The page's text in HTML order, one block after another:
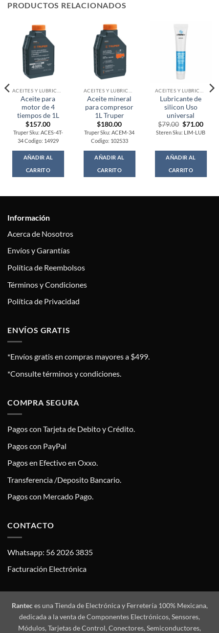
PRODUCTOS RELACIONADOS
Aceite para
motor de 4
tiempos de 1L
$157.00
Truper Sku: ACES-4T-
34 Codigo: 14929
AÑADIR AL
CARRITO
Aceite mineral
para compresor
1L Truper
$180.00
Truper Sku: ACEM-34
Codigo: 102533
AÑADIR AL
CARRITO
Lubricante de
silicon Uso
universal
$79.00 Original
price
was:
$71.00
price
is:
Steren Sku: LIM-LUB
AÑADIR AL
CARRITO
Información
Acerca de Nosotros
Envíos y Garantías
Política de Reembolsos
Términos y Condiciones
Política de Privacidad
ENVÍOS GRATIS
*Envíos gratis en compras mayores a $499.
*Consulte términos y condiciones.
COMPRA SEGURA
Pagos con Tarjeta de Debito y Crédito.
Pagos con PayPal
Pagos en Efectivo en Oxxo.
Transferencia /Deposito Bancario.
Pagos con Mercado Pago.
CONTACTO
Whatsapp: 56 2026 3835
Facturación Electrónica
Ranteces una Tienda de Electrónica y Ferretería 100% Mexicana,
dedicada a la venta de Componentes Electrónicos, Sensores,
Módulos, Tarjetas de Control, Conectores, Semiconductores,